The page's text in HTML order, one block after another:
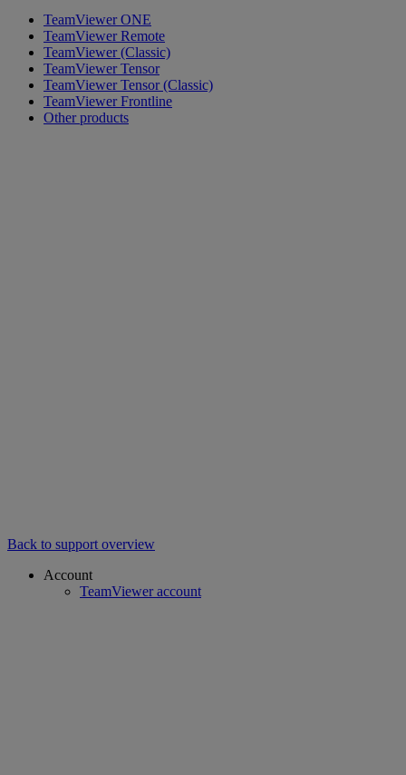
TeamViewer ONE
TeamViewer Remote
TeamViewer (Classic)
TeamViewer Tensor
TeamViewer Tensor (Classic)
TeamViewer Frontline
Other products
Back to support overview
Account
TeamViewer account